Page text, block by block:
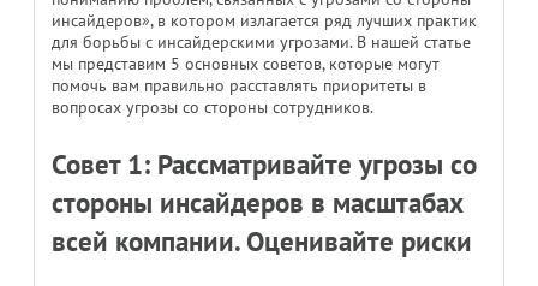
инсайдеров», в котором излагается ряд лучших практик
для борьбы с инсайдерскими угрозами. В нашей статье
мы представим 5 основных советов, которые могут
помочь вам правильно расставлять приоритеты в
вопросах угрозы со стороны сотрудников.
Совет 1: Рассматривайте угрозы со
стороны инсайдеров в масштабах
всей компании. Оценивайте риски